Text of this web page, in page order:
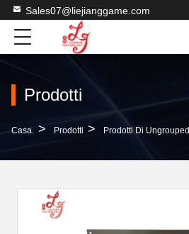
Sales07@liejianggame.com
Prodotti
Casa. > Prodotti > Prodotti Di Ungrouped